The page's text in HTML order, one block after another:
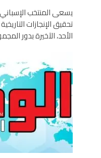
يسعى المنتخب
تحقيق الإنجازات
الأحد، الآخيرة بدور